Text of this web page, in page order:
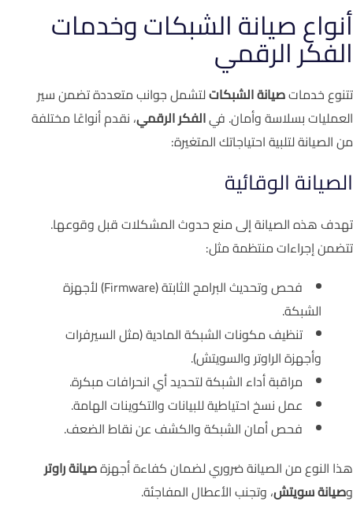
أنواع صيانة الشبكات وخدمات
الفكر الرقمي
تتنوع خدماتصيانة الشبكاتلتشمل جوانب متعددة تضمن سير
العمليات بسلاسة وأمان. فيالفكر الرقمي، نقدم أنواعًا مختلفة
من الصيانة لتلبية احتياجاتك المتغيرة:
الصيانة الوقائية
تهدف هذه الصيانة إلى منع حدوث المشكلات قبل وقوعها.
تتضمن إجراءات منتظمة مثل:
فحص وتحديث البرامج الثابتة (Firmware) لأجهزة
الشبكة.
تنظيف مكونات الشبكة المادية (مثل السيرفرات
وأجهزة الراوتر والسويتش).
مراقبة أداء الشبكة لتحديد أي انحرافات مبكرة.
عمل نسخ احتياطية للبيانات والتكوينات الهامة.
فحص أمان الشبكة والكشف عن نقاط الضعف.
هذا النوع من الصيانة ضروري لضمان كفاءة أجهزةصيانة راوتر
وصيانة سويتش، وتجنب الأعطال المفاجئة.